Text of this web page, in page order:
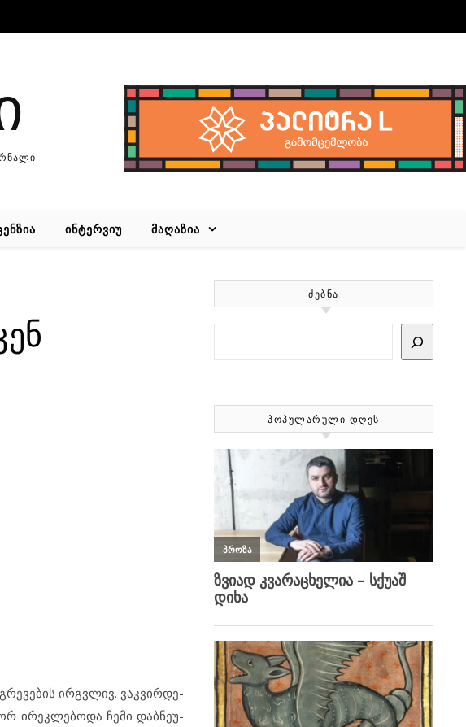
ᲘᲜᲢᲔᲠᲕᲘᲣ ᲛᲐᲦᲐᲖᲘᲐ
ირგ­ვ­ლივ. ვაკ­ვირ­დე­
ირ­ეკ­ლე­ბო­და ჩე­მი დაბ­ნე­უ­
ᲫᲔᲑᲜᲐ
ᲞᲝᲞᲣᲚᲐᲠᲣᲚᲘ ᲓᲦᲔᲡ